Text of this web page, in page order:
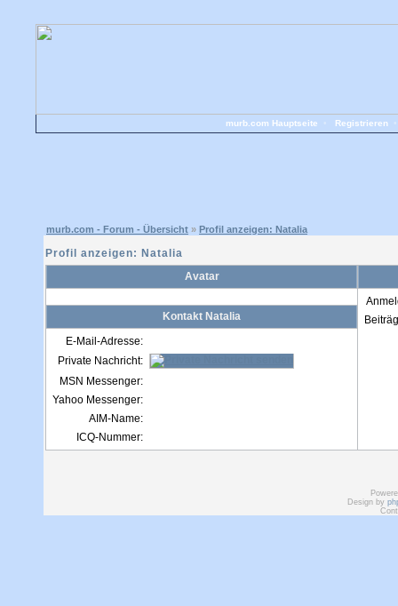
murb.com Hauptseite Registrieren
murb.com - Forum - Übersicht » Profil anzeigen: Natalia
Profil anzeigen: Natalia
Avatar
Kontakt Natalia
E-Mail-Adresse:
Private Nachricht:
MSN Messenger:
Yahoo Messenger:
AIM-Name:
ICQ-Nummer:
Design by